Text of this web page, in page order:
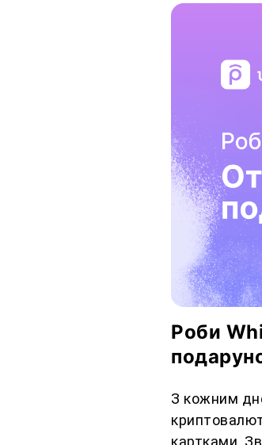
Роби
З кожним
картками.